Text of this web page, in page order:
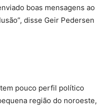
boas mensagens ao
disse Geir Pedersen
pouco perfil político
região do noroeste,